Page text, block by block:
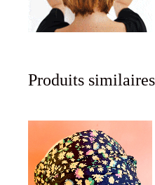
Produits similaires